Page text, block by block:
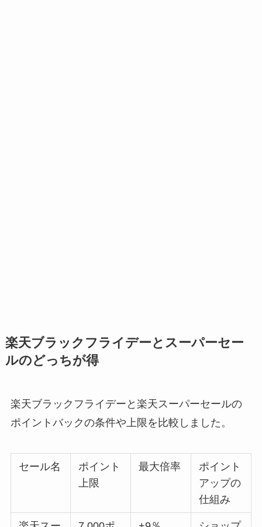
楽天ブラックフライデーとスーパーセー
ルのどっちが得
楽天ブラックフライデーと楽天スーパーセールの
ポイントバックの条件や上限を比較しました。
セール名
ポイント
上限
最大倍率
ポイント
アップの
仕組み